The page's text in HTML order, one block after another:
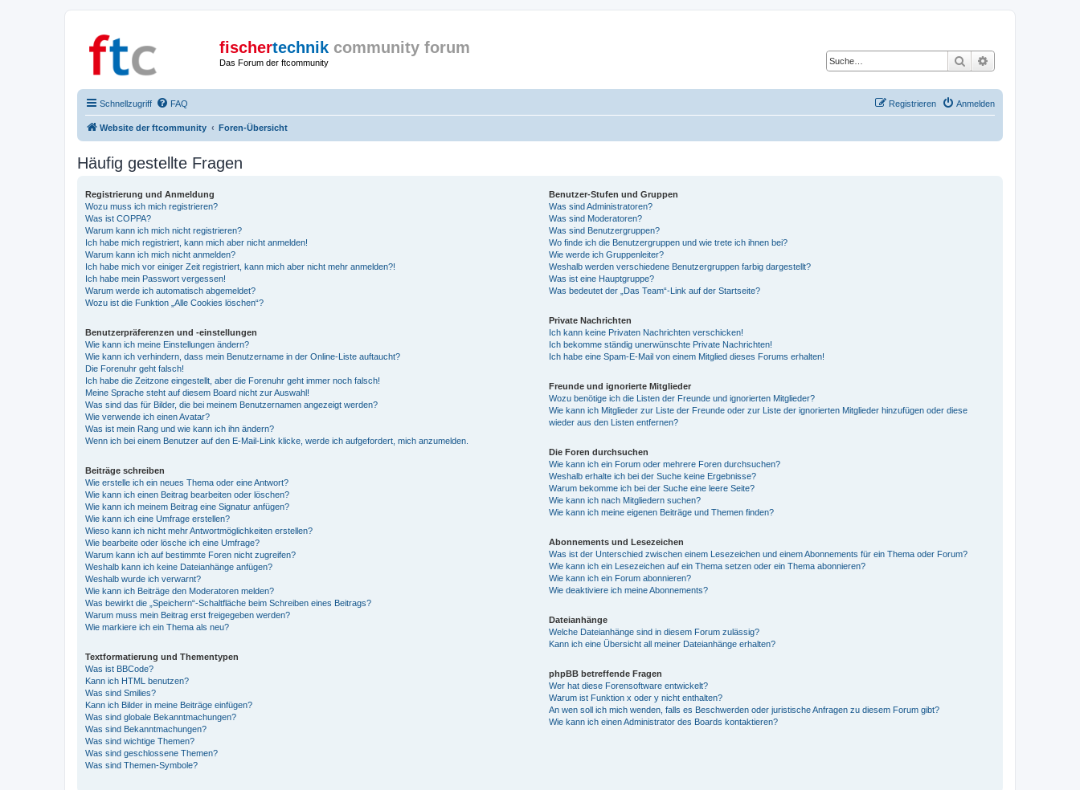
fischertechnik community forum
Das Forum der ftcommunity Suche
Schnellzugriff FAQ Anmelden
Registrieren
Website der ftcommunity Foren-Übersicht
Häufig gestellte Fragen
Registrierung und Anmeldung
Wozu muss ich mich registrieren?
Was ist COPPA?
Warum kann ich mich nicht registrieren?
Ich habe mich registriert, kann mich aber nicht anmelden!
Warum kann ich mich nicht anmelden?
Ich habe mich vor einiger Zeit registriert, kann mich aber nicht mehr anmelden?!
Ich habe mein Passwort vergessen!
Warum werde ich automatisch abgemeldet?
Wozu ist die Funktion „Alle Cookies löschen“?
Benutzerpräferenzen und -einstellungen
Wie kann ich meine Einstellungen ändern?
Wie kann ich verhindern, dass mein Benutzername in der Online-Liste auftaucht?
Die Forenuhr geht falsch!
Ich habe die Zeitzone eingestellt, aber die Forenuhr geht immer noch falsch!
Meine Sprache steht auf diesem Board nicht zur Auswahl!
Was sind das für Bilder, die bei meinem Benutzernamen angezeigt werden?
Wie verwende ich einen Avatar?
Was ist mein Rang und wie kann ich ihn ändern?
Wenn ich bei einem Benutzer auf den E-Mail-Link klicke, werde ich aufgefordert, mich anzumelden.
Beiträge schreiben
Wie erstelle ich ein neues Thema oder eine Antwort?
Wie kann ich einen Beitrag bearbeiten oder löschen?
Wie kann ich meinem Beitrag eine Signatur anfügen?
Wie kann ich eine Umfrage erstellen?
Wieso kann ich nicht mehr Antwortmöglichkeiten erstellen?
Wie bearbeite oder lösche ich eine Umfrage?
Warum kann ich auf bestimmte Foren nicht zugreifen?
Weshalb kann ich keine Dateianhänge anfügen?
Weshalb wurde ich verwarnt?
Wie kann ich Beiträge den Moderatoren melden?
Was bewirkt die „Speichern“-Schaltfläche beim Schreiben eines Beitrags?
Warum muss mein Beitrag erst freigegeben werden?
Wie markiere ich ein Thema als neu?
Textformatierung und Thementypen
Was ist BBCode?
Kann ich HTML benutzen?
Was sind Smilies?
Kann ich Bilder in meine Beiträge einfügen?
Was sind globale Bekanntmachungen?
Was sind Bekanntmachungen?
Was sind wichtige Themen?
Was sind geschlossene Themen?
Was sind Themen-Symbole?
Benutzer-Stufen und Gruppen
Was sind Administratoren?
Was sind Moderatoren?
Was sind Benutzergruppen?
Wo finde ich die Benutzergruppen und wie trete ich ihnen bei?
Wie werde ich Gruppenleiter?
Weshalb werden verschiedene Benutzergruppen farbig dargestellt?
Was ist eine Hauptgruppe?
Was bedeutet der „Das Team“-Link auf der Startseite?
Private Nachrichten
Ich kann keine Privaten Nachrichten verschicken!
Ich bekomme ständig unerwünschte Private Nachrichten!
Ich habe eine Spam-E-Mail von einem Mitglied dieses Forums erhalten!
Freunde und ignorierte Mitglieder
Wozu benötige ich die Listen der Freunde und ignorierten Mitglieder?
Wie kann ich Mitglieder zur Liste der Freunde oder zur Liste der ignorierten Mitglieder hinzufügen oder diese
wieder aus den Listen entfernen?
Die Foren durchsuchen
Wie kann ich ein Forum oder mehrere Foren durchsuchen?
Weshalb erhalte ich bei der Suche keine Ergebnisse?
Warum bekomme ich bei der Suche eine leere Seite?
Wie kann ich nach Mitgliedern suchen?
Wie kann ich meine eigenen Beiträge und Themen finden?
Abonnements und Lesezeichen
Was ist der Unterschied zwischen einem Lesezeichen und einem Abonnements für ein Thema oder Forum?
Wie kann ich ein Lesezeichen auf ein Thema setzen oder ein Thema abonnieren?
Wie kann ich ein Forum abonnieren?
Wie deaktiviere ich meine Abonnements?
Dateianhänge
Welche Dateianhänge sind in diesem Forum zulässig?
Kann ich eine Übersicht all meiner Dateianhänge erhalten?
phpBB betreffende Fragen
Wer hat diese Forensoftware entwickelt?
Warum ist Funktion x oder y nicht enthalten?
An wen soll ich mich wenden, falls es Beschwerden oder juristische Anfragen zu diesem Forum gibt?
Wie kann ich einen Administrator des Boards kontaktieren?